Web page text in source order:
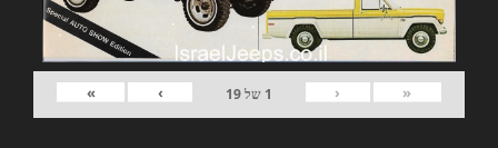
«
‹
1 של19
›
»